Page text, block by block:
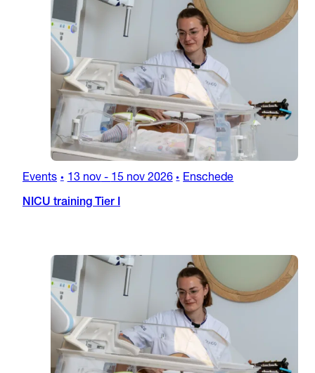
Events • 13 nov-15 nov 2026 • Enschede
NICU training Tier I